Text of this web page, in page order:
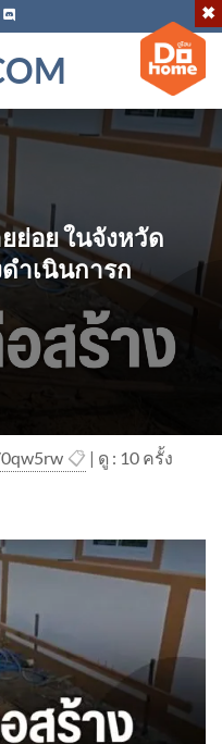
ย่อย ในจังหวัด
ำเนินการก
📋 | ดู : 10 ครั้ง